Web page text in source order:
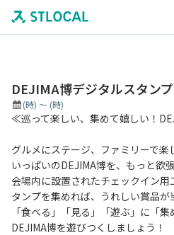
DEJIMA博デジタルスタン
(時) ～ (時)
≪巡って楽しい、集めて嬉しい！
グルメにステージ、ファミリーで
いっぱいのDEJIMA博を、もっと欲
会場内に設置されたチェックイン
タンプを集めれば、うれしい賞品が
「食べる」「見る」「遊ぶ」に「集
DEJIMA博を遊びつくしましょう！